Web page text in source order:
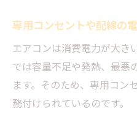
見積もり時に確認
ポイント
エアコン取り付
い場面
2階設置や室外機
専用コンセントや配線の
エアコンは消費電力が大き
では容量不足や発熱、最悪
ます。そのため、専用コン
務付けられているのです。